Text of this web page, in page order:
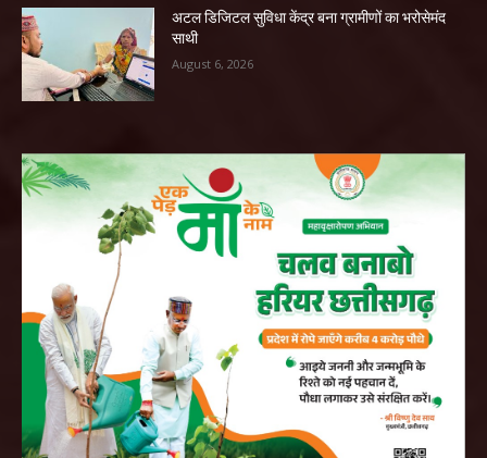
अटल डिजिटल सुविधा केंद्र बना ग्रामीणों का भरोसेमंद
साथी
August 6, 2026